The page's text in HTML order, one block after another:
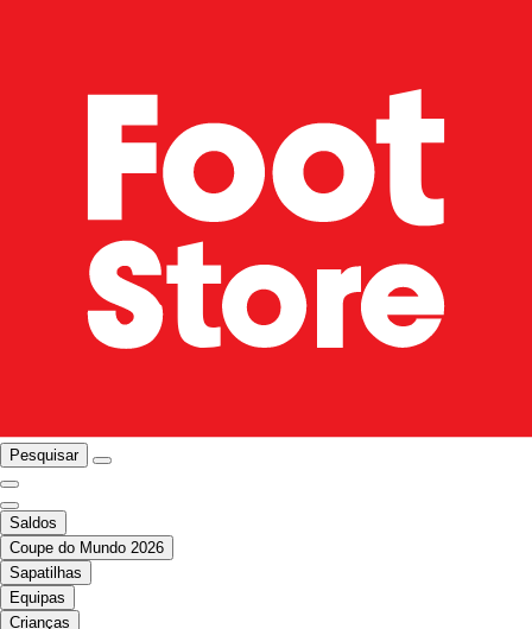
Pesquisar
Saldos
Coupe do Mundo 2026
Sapatilhas
Equipas
Crianças